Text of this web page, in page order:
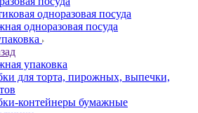
одноразовая посуда
одноразовая посуда
упаковка
для торта, пирожных, выпечки,
контейнеры бумажные